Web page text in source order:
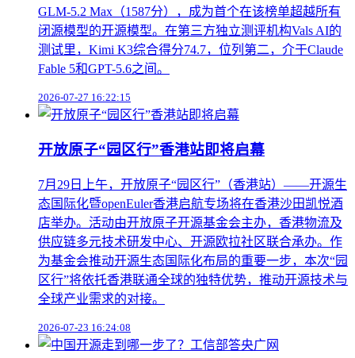
GLM-5.2 Max（1587分），成为首个在该榜单超越所有
闭源模型的开源模型。在第三方独立测评机构Vals AI的
测试里，Kimi K3综合得分74.7，位列第二，介于Claude
Fable 5和GPT-5.6之间。
2026-07-27 16:22:15
开放原子“园区行”香港站即将启幕
7月29日上午，开放原子“园区行”（香港站）——开源生
态国际化暨openEuler香港启航专场将在香港沙田凯悦酒
店举办。活动由开放原子开源基金会主办，香港物流及
供应链多元技术研发中心、开源欧拉社区联合承办。作
为基金会推动开源生态国际化布局的重要一步，本次“园
区行”将依托香港联通全球的独特优势，推动开源技术与
全球产业需求的对接。
2026-07-23 16:24:08